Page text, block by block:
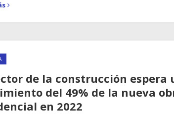
de la construcción espera
del 49% de la nueva
en 2022